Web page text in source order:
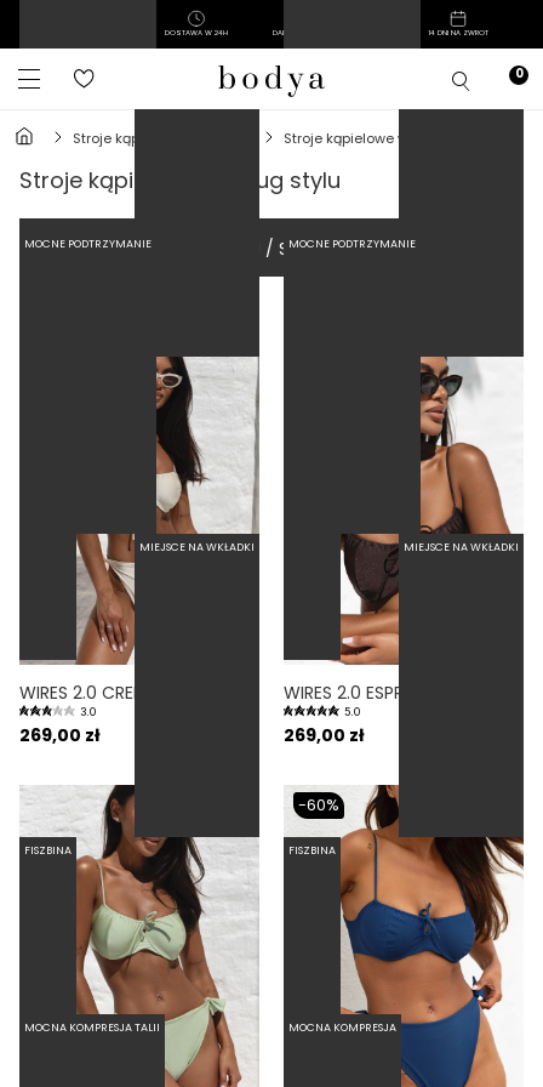
DOSTAWA W 24H DARMOWA DOSTAWA OD 39 ZŁ 14 DNI NA ZWROT
stroje kąpielowe damskie stroje kąpielowe według stylu
stroje kąpielowe według stylu
FILTRUJ / SORTUJ
MIEJSCE NA WKŁADKI
3.0
269,00 zł
MIEJSCE NA WKŁADKI
5.0
269,00 zł
MOCNE PODTRZYMANIE
MIEJSCE NA WKŁADKI
FISZBINA
MOCNE PODTRZYMANIE
MIEJSCE NA WKŁADKI
FISZBINA
-60%
MOCNA KOMPRESJA TALII MOCNA KOMPRESJA